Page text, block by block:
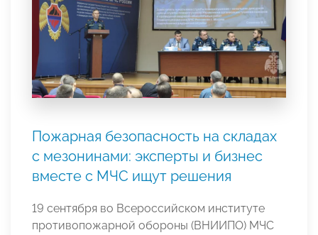
Пожарная безопасность на складах
с мезонинами: эксперты и бизнес
вместе с МЧС ищут решения
19 сентября во Всероссийском институте
противопожарной обороны (ВНИИПО) МЧС